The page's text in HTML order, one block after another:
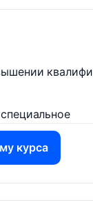
курса